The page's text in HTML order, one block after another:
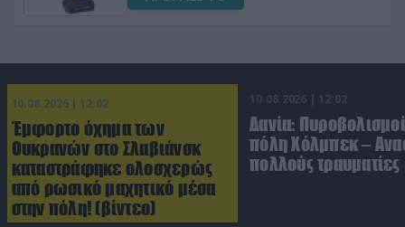
10.08.2026 | 12:02
Έμφορτο όχημα των
Ουκρανών στο Σλαβιάνσκ
καταστράφηκε ολοσχερώς
από ρωσικό μαχητικό μέσα
στην πόλη! (βίντεο)
10.08.2026 | 12:02
Δανία:
πόλη Χόλμπεκ –
πολλούς τραυματίες